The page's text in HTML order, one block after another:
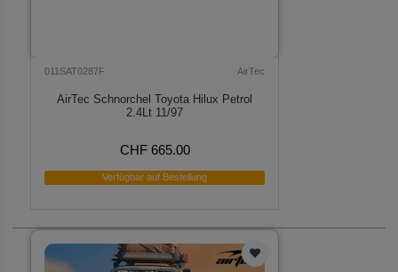
011SAT0287F AirTec
AirTec Schnorchel Toyota Hilux Petrol
2.4Lt 11/97
CHF 665.00
Verfügbar auf Bestellung